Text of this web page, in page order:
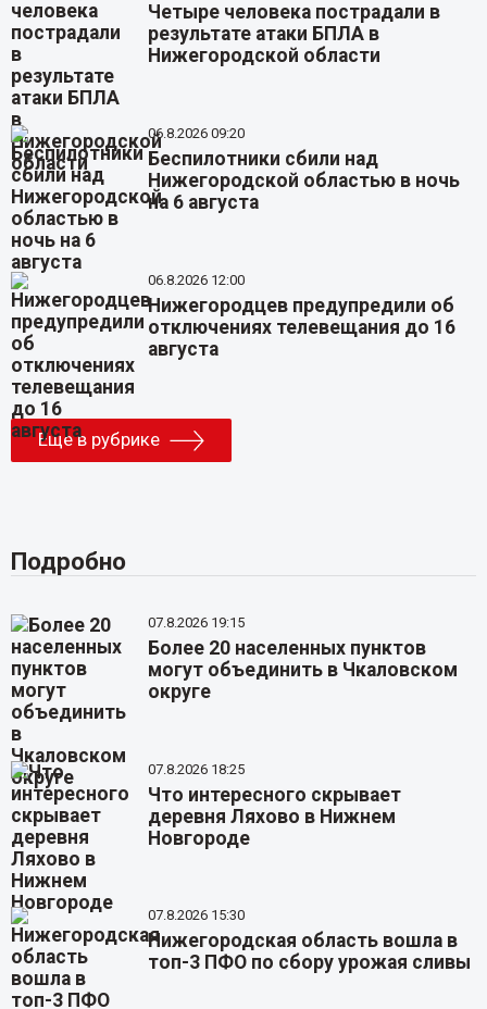
Четыре человека пострадали в
результате атаки БПЛА в
Нижегородской области
06.8.2026 09:20
Беспилотники сбили над
Нижегородской областью в ночь
на 6 августа
06.8.2026 12:00
Нижегородцев предупредили об
отключениях телевещания до 16
августа
Еще в рубрике
Подробно
07.8.2026 19:15
Более 20 населенных пунктов
могут объединить в Чкаловском
округе
07.8.2026 18:25
Что интересного скрывает
деревня Ляхово в Нижнем
Новгороде
07.8.2026 15:30
Нижегородская область вошла в
топ-3 ПФО по сбору урожая сливы